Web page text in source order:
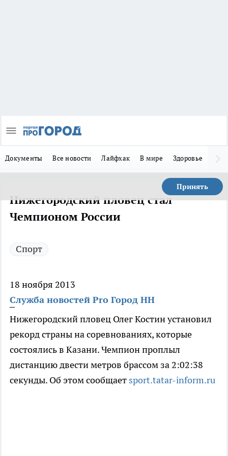
Документы Все новости Лайфхак В мире Здоровье
Принять
Нижегородский пловец стал
Чемпионом России
Спорт
18 ноября 2013
Служба новостей Pro Город НН
Нижегородский пловец Олег Костин установил
рекорд страны на соревнованиях, которые
состоялись в Казани. Чемпион проплыл
дистанцию двести метров брассом за 2:02:38
секунды. Об этом сообщает sport.tatar-inform.ru